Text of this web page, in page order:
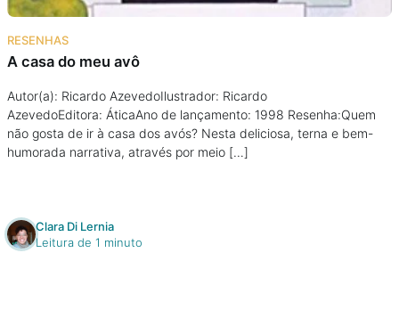
RESENHAS
A casa do meu avô
Autor(a): Ricardo AzevedoIlustrador: Ricardo
AzevedoEditora: ÁticaAno de lançamento: 1998 Resenha:Quem
não gosta de ir à casa dos avós? Nesta deliciosa, terna e bem-
humorada narrativa, através por meio […]
Clara Di Lernia
Leitura de 1 minuto